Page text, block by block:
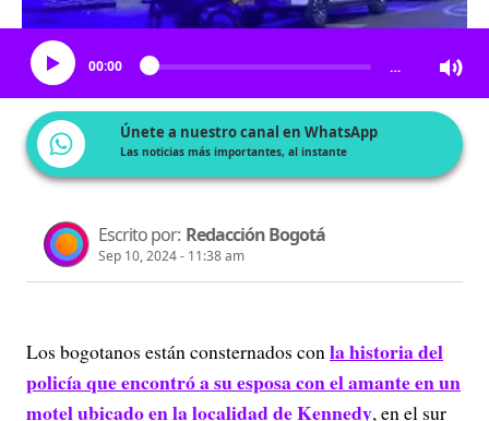
Escucha el artículo
00:00 …
Únete a nuestro canal en WhatsApp
Las noticias más importantes, al instante
Escrito por: Redacción Bogotá
Sep 10, 2024 - 11:38 am
Los bogotanos están consternados conla historia del
policía que encontró a su esposa con el amante en un
motel ubicado en la localidad de Kennedy, en el sur